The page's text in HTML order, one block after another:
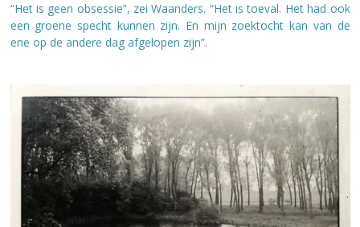
“Het is geen obsessie”, zei Waanders. “Het is toeval. Het had ook
een groene specht kunnen zijn. En mijn zoektocht kan van de
ene op de andere dag afgelopen zijn”.